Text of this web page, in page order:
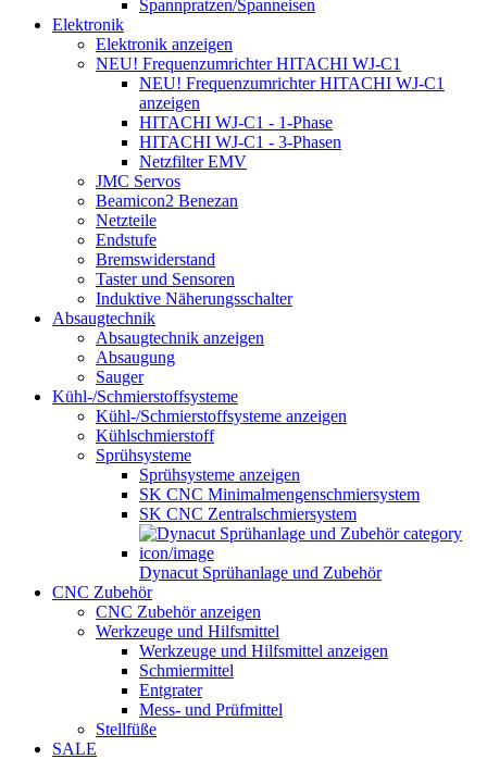
Spannpratzen/Spanneisen
Elektronik
Elektronik anzeigen
NEU! Frequenzumrichter HITACHI WJ-C1
NEU! Frequenzumrichter HITACHI WJ-C1
anzeigen
HITACHI WJ-C1 - 1-Phase
HITACHI WJ-C1 - 3-Phasen
Netzfilter EMV
JMC Servos
Beamicon2 Benezan
Netzteile
Endstufe
Bremswiderstand
Taster und Sensoren
Induktive Näherungsschalter
Absaugtechnik
Absaugtechnik anzeigen
Absaugung
Sauger
Kühl-/Schmierstoffsysteme
Kühl-/Schmierstoffsysteme anzeigen
Kühlschmierstoff
Sprühsysteme
Sprühsysteme anzeigen
SK CNC Minimalmengenschmiersystem
SK CNC Zentralschmiersystem
Dynacut Sprühanlage und Zubehör
CNC Zubehör
CNC Zubehör anzeigen
Werkzeuge und Hilfsmittel
Werkzeuge und Hilfsmittel anzeigen
Schmiermittel
Entgrater
Mess- und Prüfmittel
Stellfüße
SALE